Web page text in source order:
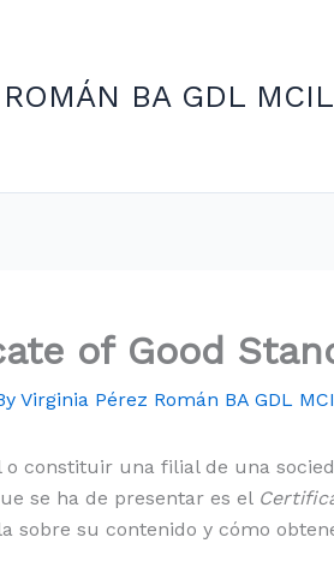
BA GDL MCIL
of Good
Virginia Pérez Román BA GDL
constituir una filial de una
se ha de presentar es el
sobre su contenido y cómo